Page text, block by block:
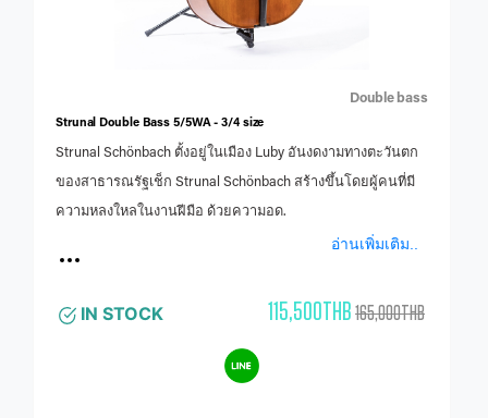
Double bass
Strunal Double Bass 5/5WA - 3/4 size
Strunal Schönbach ตั้งอยู่ในเมือง Luby อันงดงามทางตะวันตก
ของสาธารณรัฐเช็ก Strunal Schönbach สร้างขึ้นโดยผู้คนที่มี
ความหลงใหลในงานฝีมือ ด้วยความอด.
อ่านเพิ่มเติม..
IN STOCK 115,500THB165,000THB